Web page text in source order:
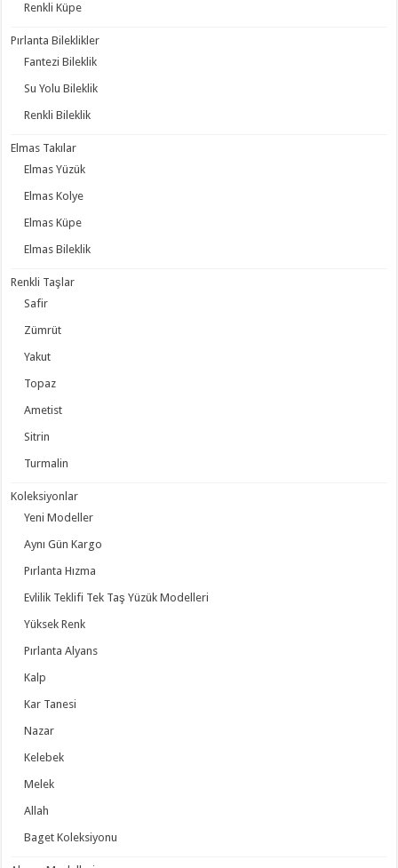
Renkli Küpe
Pırlanta Bileklikler
Fantezi Bileklik
Su Yolu Bileklik
Renkli Bileklik
Elmas Takılar
Elmas Yüzük
Elmas Kolye
Elmas Küpe
Elmas Bileklik
Renkli Taşlar
Safir
Zümrüt
Yakut
Topaz
Ametist
Sitrin
Turmalin
Koleksiyonlar
Yeni Modeller
Aynı Gün Kargo
Pırlanta Hızma
Evlilik Teklifi Tek Taş Yüzük Modelleri
Yüksek Renk
Pırlanta Alyans
Kalp
Kar Tanesi
Nazar
Kelebek
Melek
Allah
Baget Koleksiyonu